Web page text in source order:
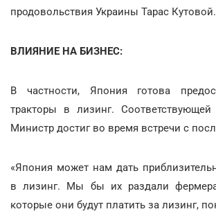
продовольствия Украины Тарас Кутовой.
ВЛИЯНИЕ НА БИЗНЕС:
В частности, Япония готова
тракторы в лизинг. Соответствующей
Министр достиг во время встречи с
«Япония может нам дать
в лизинг. Мы бы их раздали
которые они будут платить за лизинг,